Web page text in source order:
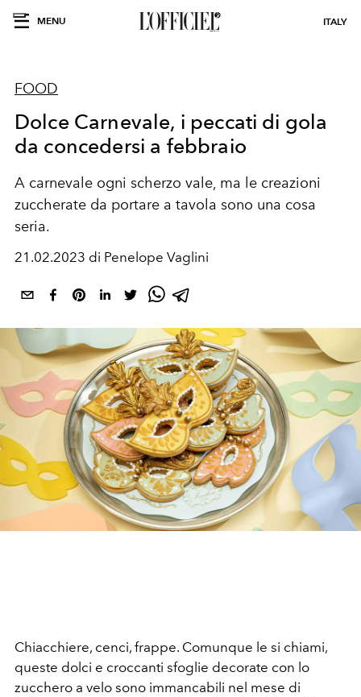
MENU ITALY
FOOD
Dolce Carnevale, i peccati di gola
da concedersi a febbraio
A carnevale ogni scherzo vale, ma le creazioni
zuccherate da portare a tavola sono una cosa
seria.
21.02.2023 di Penelope Vaglini
Chiacchiere, cenci, frappe. Comunque le si chiami,
queste dolci e croccanti sfoglie decorate con lo
zucchero a velo sono immancabili nel mese di